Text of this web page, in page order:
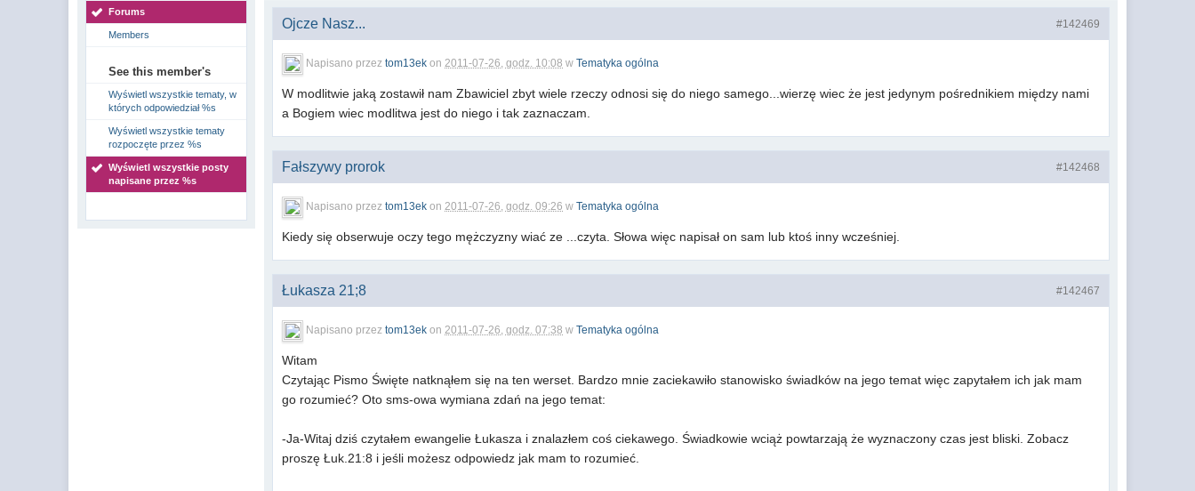
Forums
Members
See this member's
Wyświetl wszystkie tematy, w
których odpowiedział %s
Wyświetl wszystkie tematy
rozpoczęte przez %s
Wyświetl wszystkie posty
napisane przez %s
#142469
Ojcze Nasz...
Napisano przeztom13ek on2011-07-26, godz. 10:08 wTematyka ogólna
W modlitwie jaką zostawił nam Zbawiciel zbyt wiele rzeczy odnosi się do niego samego...wierzę wiec że jest jedynym pośrednikiem między nami
a Bogiem wiec modlitwa jest do niego i tak zaznaczam.
#142468
Fałszywy prorok
Napisano przeztom13ek on2011-07-26, godz. 09:26 wTematyka ogólna
Kiedy się obserwuje oczy tego mężczyzny wiać ze ...czyta. Słowa więc napisał on sam lub ktoś inny wcześniej.
#142467
Łukasza 21;8
Napisano przeztom13ek on2011-07-26, godz. 07:38 wTematyka ogólna
Witam
Czytając Pismo Święte natknąłem się na ten werset. Bardzo mnie zaciekawiło stanowisko świadków na jego temat więc zapytałem ich jak mam
go rozumieć? Oto sms-owa wymiana zdań na jego temat:
-Ja-Witaj dziś czytałem ewangelie Łukasza i znalazłem coś ciekawego. Świadkowie wciąż powtarzają że wyznaczony czas jest bliski. Zobacz
proszę Łuk.21:8 i jeśli możesz odpowiedz jak mam to rozumieć.